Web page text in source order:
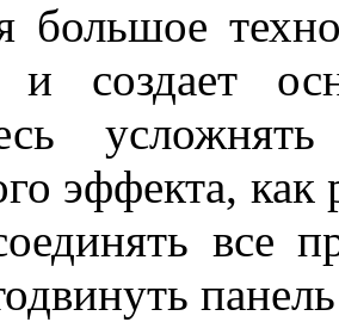
большое
и создает
эффекта, как
все